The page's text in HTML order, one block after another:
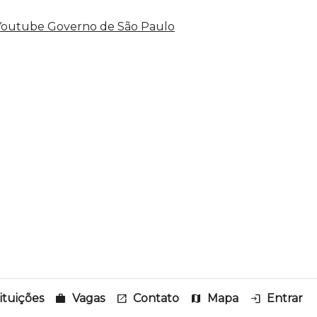
work Vagas open_in_new Contato map Mapa login Entrar